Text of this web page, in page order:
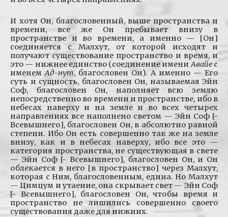
И хотя Он, благословенный, выше пространства и
времени, все же Он пребывает внизу в
пространстве и во времени, а именно — [Он]
соединяется с Малхут, от которой исходят и
получают существование пространство и время, и
это — нижнее единство (соединение имениАвайес
именемАд-нут, благословен Он). А именно — Его
суть и сущность, благословен Он, называемая Эйн
Соф, благословен Он, наполняет всю землю
непосредственно во времени и пространстве, ибо в
небесах наверху и на земле и во всех четырех
направлениях все наполнено светом — Эйн Соф [-
Всевышнего], благословен Он, в абсолютно равной
степени. Ибо Он есть совершенно так же на земле
внизу, как и в небесах наверху, ибо все это —
категория пространства, не существующая в свете
— Эйн Соф [- Всевышнего], благословен Он, и Он
облекается в него [в пространство] через Малхут,
которая с Ним, благословенным, едина. Но Малхут
— Цимцум и утаение, она скрывает свет — Эйн Соф
[- Всевышнего], благословен Он, чтобы время и
пространство не лишились совершенно своего
существования даже для нижних.